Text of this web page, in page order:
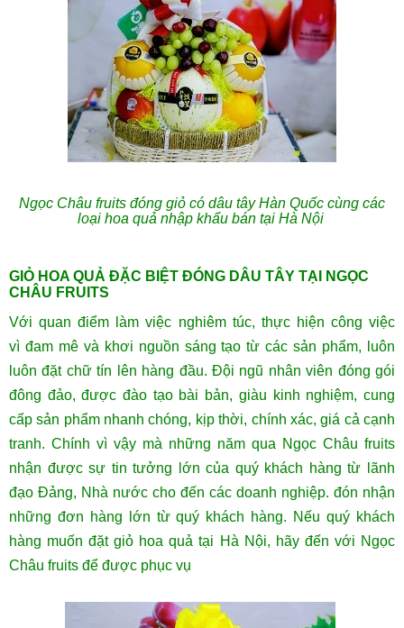
Ngọc Châu fruits đóng giỏ có dâu tây Hàn Quốc cùng các
loại hoa quả nhập khẩu bán tại Hà Nội
GIỎ HOA QUẢ ĐẶC BIỆT ĐÓNG DÂU TÂY TẠI NGỌC
CHÂU FRUITS
Với quan điểm làm việc nghiêm túc, thực hiện công việc
vì đam mê và khơi nguồn sáng tạo từ các sản phẩm, luôn
luôn đặt chữ tín lên hàng đầu. Đội ngũ nhân viên đóng gói
đông đảo, được đào tạo bài bản, giàu kinh nghiệm, cung
cấp sản phẩm nhanh chóng, kịp thời, chính xác, giá cả cạnh
tranh. Chính vì vậy mà những năm qua Ngọc Châu fruits
nhận được sự tin tưởng lớn của quý khách hàng từ lãnh
đạo Đảng, Nhà nước cho đến các doanh nghiệp. đón nhận
những đơn hàng lớn từ quý khách hàng. Nếu quý khách
hàng muốn đặt giỏ hoa quả tại Hà Nội, hãy đến với Ngọc
Châu fruits để được phục vụ